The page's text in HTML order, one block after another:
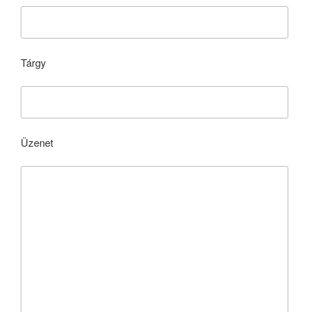
Tárgy
Üzenet